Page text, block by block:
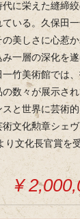
に栄えた縫締
ている。久保田
美しさに心惹
一層の深化を
竹美術館では
数々が展示さ
と世界に芸術
文化勲章シェ
り文化長官賞を
¥